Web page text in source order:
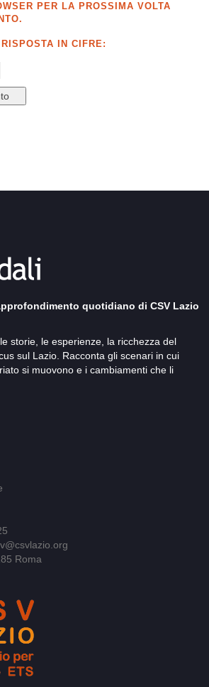
PER LA PROSSIMA VOLTA
RISPOSTA IN CIFRE:
quotidiano di CSV Lazio
storie, le esperienze, la ricchezza del
sul Lazio. Racconta gli scenari in cui
si muovono e i cambiamenti che li
Roma